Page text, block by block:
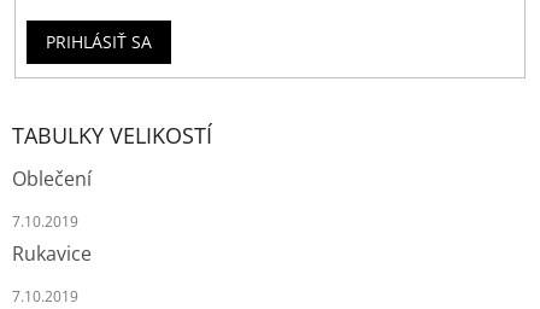
PRIHLÁSIŤ SA
TABULKY VELIKOSTÍ
Oblečení
7.10.2019
Rukavice
7.10.2019